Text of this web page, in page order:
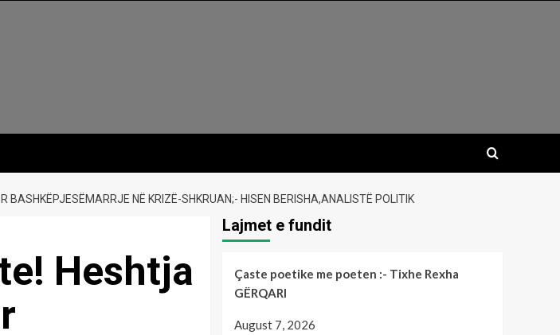
BASHKËPJESËMARRJE NË KRIZË-SHKRUAN;- HISEN BERISHA,ANALISTË POLITIK
Heshtja
Lajmet e fundit
Çaste poetike me poeten :- Tixhe Rexha
GËRQARI
August 7, 2026